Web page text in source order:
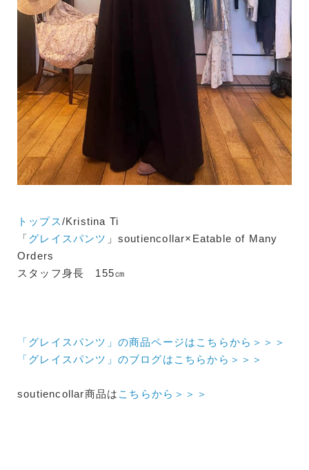
トップス/Kristina Ti
「グレイスパンツ 」soutiencollar×Eatable of Many
Orders
スタッフ身長 155㎝
「グレイスパンツ」の商品ページはこちらから＞＞＞
「グレイスパンツ」のブログはこちらから＞＞＞
soutiencollar商品は こちらから＞＞＞